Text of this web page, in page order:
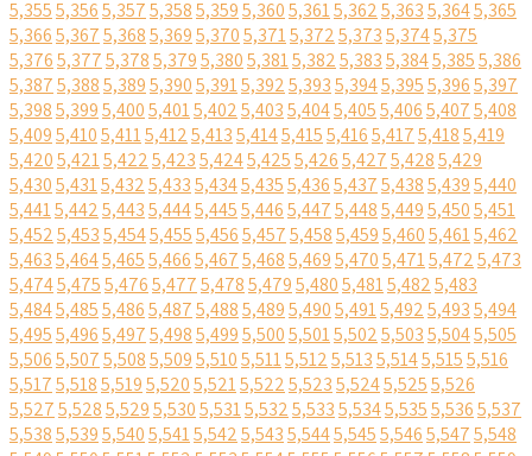
5,3555,3565,3575,3585,3595,3605,3615,3625,3635,3645,365
5,3665,3675,3685,3695,3705,3715,3725,3735,3745,375
5,3765,3775,3785,3795,3805,3815,3825,3835,3845,3855,386
5,3875,3885,3895,3905,3915,3925,3935,3945,3955,3965,397
5,3985,3995,4005,4015,4025,4035,4045,4055,4065,4075,408
5,4095,4105,4115,4125,4135,4145,4155,4165,4175,4185,419
5,4205,4215,4225,4235,4245,4255,4265,4275,4285,429
5,4305,4315,4325,4335,4345,4355,4365,4375,4385,4395,440
5,4415,4425,4435,4445,4455,4465,4475,4485,4495,4505,451
5,4525,4535,4545,4555,4565,4575,4585,4595,4605,4615,462
5,4635,4645,4655,4665,4675,4685,4695,4705,4715,4725,473
5,4745,4755,4765,4775,4785,4795,4805,4815,4825,483
5,4845,4855,4865,4875,4885,4895,4905,4915,4925,4935,494
5,4955,4965,4975,4985,4995,5005,5015,5025,5035,5045,505
5,5065,5075,5085,5095,5105,5115,5125,5135,5145,5155,516
5,5175,5185,5195,5205,5215,5225,5235,5245,5255,526
5,5275,5285,5295,5305,5315,5325,5335,5345,5355,5365,537
5,5385,5395,5405,5415,5425,5435,5445,5455,5465,5475,548